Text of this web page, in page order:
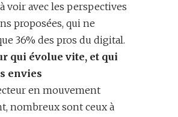
voir avec les perspectives
proposées, qui ne
36% des pros du digital.
qui évolue vite, et qui
envies
en mouvement
nombreux sont ceux à